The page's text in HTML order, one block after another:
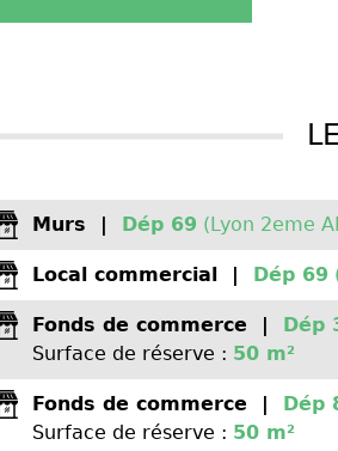
Murs | Dép 69 (Lyon 2eme
Local commercial | Dép 69
Fonds de commerce | Dép
Surface de réserve : 50 m²
Fonds de commerce | Dép
Surface de réserve : 50 m²